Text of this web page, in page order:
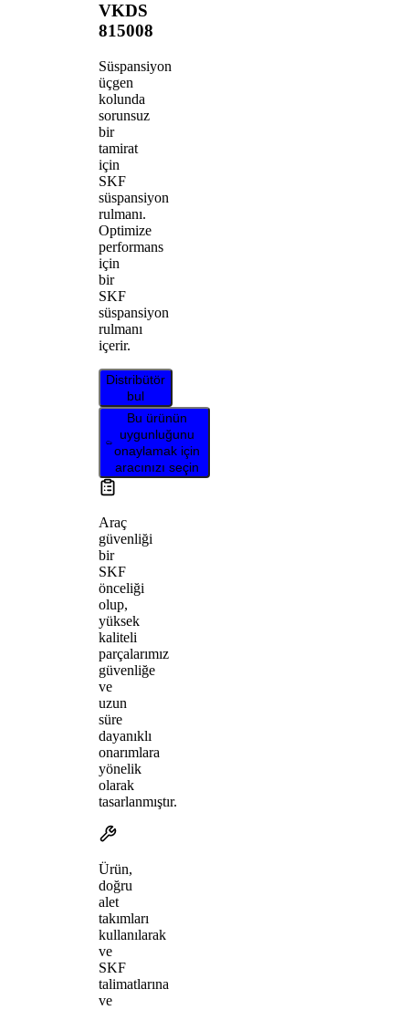
VKDS
815008
Süspansiyon
üçgen
kolunda
sorunsuz
bir
tamirat
için
SKF
süspansiyon
rulmanı.
Optimize
performans
için
bir
SKF
süspansiyon
rulmanı
içerir.
Distribütör
bul
Bu ürünün
uygunluğunu
onaylamak için
aracınızı seçin
Araç
güvenliği
bir
SKF
önceliği
olup,
yüksek
kaliteli
parçalarımız
güvenliğe
ve
uzun
süre
dayanıklı
onarımlara
yönelik
olarak
tasarlanmıştır.
Ürün,
doğru
alet
takımları
kullanılarak
ve
SKF
talimatlarına
ve